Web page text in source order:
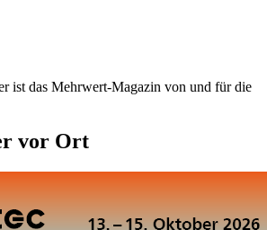
ist das Mehrwert-Magazin von und für die
vor Ort